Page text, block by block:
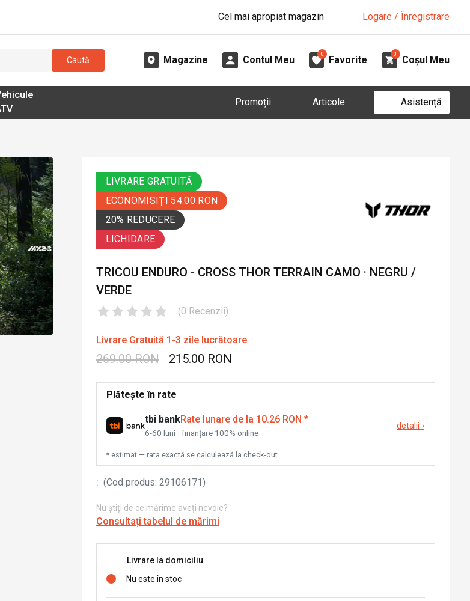
Cel mai apropiat magazin Logare / Înregistrare
Caută Magazine Contul Meu
0
Favorite
0
Coșul Meu
Promoții Articole Asistență
LIVRARE GRATUITĂ
ECONOMISIȚI 54.00 RON
20% REDUCERE
LICHIDARE
TRICOU ENDURO - CROSS THOR TERRAIN CAMO · NEGRU /
VERDE
(0 Recenzii)
Livrare Gratuită 1-3 zile lucrătoare
269.00 RON 215.00 RON
Plătește în rate
tbi bankRate lunare de la 10.26 RON *
6-60 luni · finanțare 100% online
detalii ›
* estimat — rata exactă se calculează la check-out
: (Cod produs: 29106171)
Nu știți de ce mărime aveți nevoie?
Consultați tabelul de mărimi
Livrare la domiciliu
Nu este în stoc